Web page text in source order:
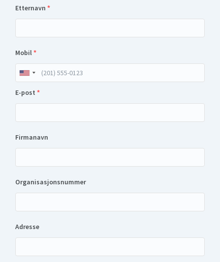
Etternavn *
Mobil*
E-post *
Firmanavn
Organisasjonsnummer
Adresse